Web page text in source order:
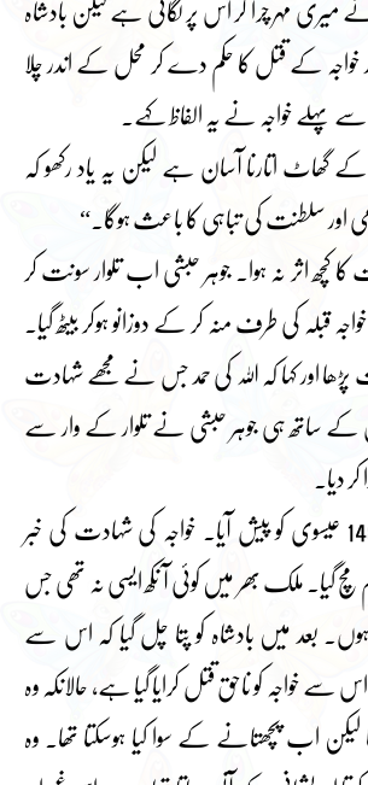
میری مہر چرا کر اس پر لگائی ہے لیکن بادشاہ
کے قتل کا حکم دے کر محل کے اندر چلا
پہلے خواجہ نے یہ الفاظ کہے۔
گھاٹ اتارنا آسان ہے لیکن یہ یاد رکھو کہ
اور سلطنت کی تباہی کا باعث ہوگا۔“
کا کچھ اثر نہ ہوا۔ جوہر حبشی اب تلوار سونت کر
قبلہ کی طرف منہ کر کے دوزانو ہوکر بیٹھ گیا۔
اور کہا کہ اللہ کی حمد جس نے مجھے شہادت
ساتھ ہی جوہر حبشی نے تلوار کے وار سے
دیا۔
یہ واقعہ کم اپریل 1481 عیسوی کو پیش آیا۔ خواجہ کی شہادت کی خبر
مچ گیا۔ ملک بھر میں کوئی آ نکھ ایسی نہ تھی جس
بعد میں بادشاہ کو پتا چل گیا کہ اس سے
سے خواجہ کو ناحق قتل کرایا گیا ہے، حالانکہ وہ
لیکن اب پچھتانے کے سوا کیا ہوسکتا تھا۔ وہ